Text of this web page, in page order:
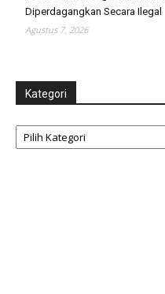
Diperdagangkan Secara Ilegal
Agustus 7, 2026
Kategori
Kategori